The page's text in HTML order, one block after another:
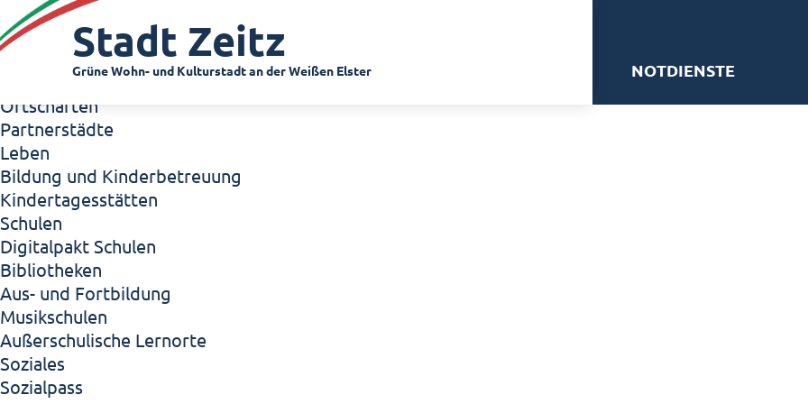
Zeitz - Die Kleinstadt
Willkommen in Zeitz!
Interview mit Oberbürgermeister Christian Thieme
Zeitz - Stadt der Zukunft
Ortschaften
Partnerstädte
Leben
Bildung und Kinderbetreuung
Kindertagesstätten
Schulen
Digitalpakt Schulen
Bibliotheken
Aus- und Fortbildung
Musikschulen
Außerschulische Lernorte
Soziales
Sozialpass
Stadt Zeitz
Grüne Wohn- und Kulturstadt an der Weißen Elster NOTDIENSTE